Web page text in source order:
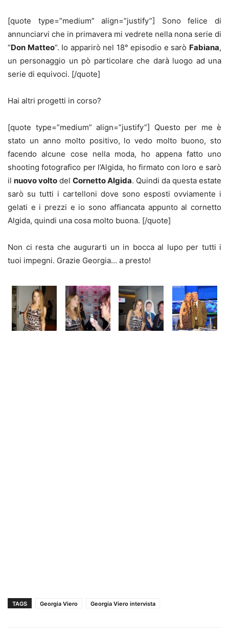
[quote type=”medium” align=”justify”] Sono felice di
annunciarvi che in primavera mi vedrete nella nona serie di
“Don Matteo“. Io apparirò nel 18° episodio e sarò Fabiana,
un personaggio un pò particolare che darà luogo ad una
serie di equivoci. [/quote]
Hai altri progetti in corso?
[quote type=”medium” align=”justify”] Questo per me è
stato un anno molto positivo, lo vedo molto buono, sto
facendo alcune cose nella moda, ho appena fatto uno
shooting fotografico per l’Algida, ho firmato con loro e sarò
il nuovo volto del Cornetto Algida. Quindi da questa estate
sarò su tutti i cartelloni dove sono esposti ovviamente i
gelati e i prezzi e io sono affiancata appunto al cornetto
Algida, quindi una cosa molto buona. [/quote]
Non ci resta che augurarti un in bocca al lupo per tutti i
tuoi impegni. Grazie Georgia… a presto!
TAGS Georgia Viero Georgia Viero intervista